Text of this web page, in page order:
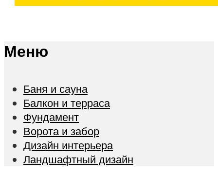
Меню
Баня и сауна
Балкон и терраса
Фундамент
Ворота и забор
Дизайн интерьера
Ландшафтный дизайн